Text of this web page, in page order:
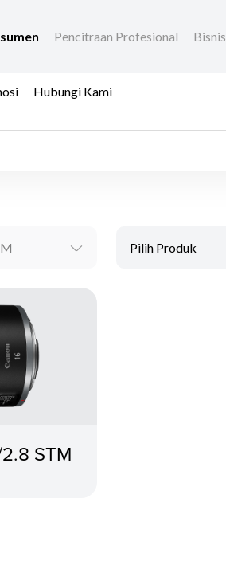
Pencitraan Profesional Bisnis
Hubungi Kami
Pilih Produk
STM